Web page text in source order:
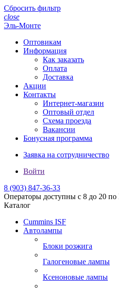
Сбросить фильтр
close
Эль-Монте
Оптовикам
Информация
Как заказать
Оплата
Доставка
Акции
Контакты
Интернет-магазин
Оптовый отдел
Схема проезда
Вакансии
Бонусная программа
Заявка на сотрудничество
Войти
8 (903) 847-36-33
Операторы доступны с 8 до 20
Каталог
Cummins ISF
Автолампы
Блоки розжига
Галогеновые лампы
Ксеноновые лампы